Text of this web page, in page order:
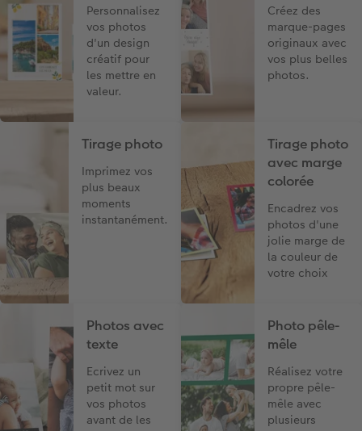
Personnalisez
vos photos
d'un design
créatif pour
les mettre en
valeur.
Créez des
marque-pages
originaux avec
vos plus belles
photos.
Tirage photo
Imprimez vos
plus beaux
moments
instantanément.
Tirage photo
avec marge
colorée
Encadrez vos
photos d'une
jolie marge de
la couleur de
votre choix
Photos avec
texte
Ecrivez un
petit mot sur
vos photos
avant de les
Photo pêle-
mêle
Réalisez votre
propre pêle-
mêle avec
plusieurs